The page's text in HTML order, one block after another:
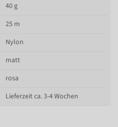
40 g
25 m
Nylon
matt
rosa
Lieferzeit ca. 3-4 Wochen